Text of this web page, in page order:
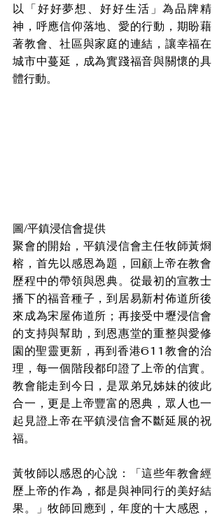
以「好好夢想、好好生活」為品牌精
神，呼應信仰落地、愛的行動，期盼藉
著教會、社區與家庭的連結，讓幸福在
城市中蔓延，成為實踐福音與關懷的具
體行動。
圖/平鎮浸信會提供
聚會的開始，平鎮浸信會主任牧師黃烱
榕，首先以感恩為題，回顧上帝在教會
歷程中的帶領與恩典。從最初的宣教士
播下的福音種子，到居易新村佈道所後
來成為宋屋佈道所；再接受中壢浸信會
的支持與幫助，到恩惠堂的重整與愛修
園的聖靈更新，再到香港611教會的治
理，每一個階段都印證了上帝的信實。
教會能走到今日，是眾弟兄姊妹的彼此
合一，更是上帝豐富的恩典，眾人也一
起見證上帝在平鎮浸信會不斷延展的祝
福。
黃牧師以感恩的心說：「這些年教會經
歷上帝的作為，都是與神同行的美好結
果。」牧師回應到，年度的十大感恩，